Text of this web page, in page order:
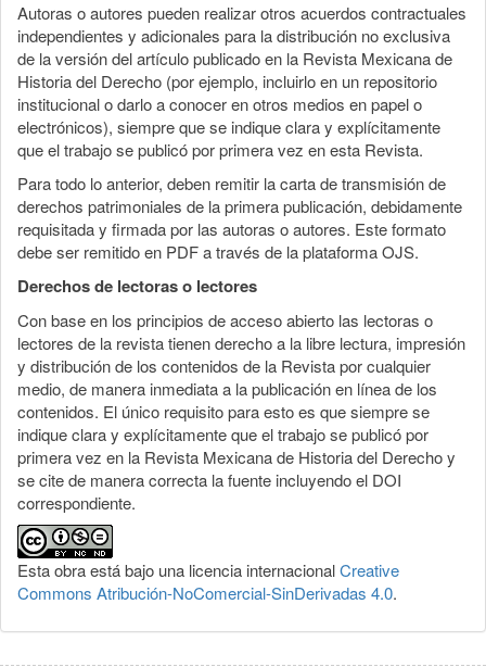
Autoras o autores pueden realizar otros acuerdos contractuales
independientes y adicionales para la distribución no exclusiva
de la versión del artículo publicado en la Revista Mexicana de
Historia del Derecho (por ejemplo, incluirlo en un repositorio
institucional o darlo a conocer en otros medios en papel o
electrónicos), siempre que se indique clara y explícitamente
que el trabajo se publicó por primera vez en esta Revista.
Para todo lo anterior, deben remitir la carta de transmisión de
derechos patrimoniales de la primera publicación, debidamente
requisitada y firmada por las autoras o autores. Este formato
debe ser remitido en PDF a través de la plataforma OJS.
Derechos de lectoras o lectores
Con base en los principios de acceso abierto las lectoras o
lectores de la revista tienen derecho a la libre lectura, impresión
y distribución de los contenidos de la Revista por cualquier
medio, de manera inmediata a la publicación en línea de los
contenidos. El único requisito para esto es que siempre se
indique clara y explícitamente que el trabajo se publicó por
primera vez en la Revista Mexicana de Historia del Derecho y
se cite de manera correcta la fuente incluyendo el DOI
correspondiente.
Esta obra está bajo una licencia internacionalCreative
Commons Atribución-NoComercial-SinDerivadas 4.0.